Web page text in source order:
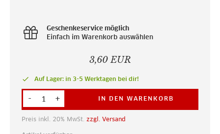
Geschenkeservice möglich
Einfach im Warenkorb auswählen
3,60 EUR
done Auf Lager: in 3-5 Werktagen bei dir!
- + IN DEN WARENKORB
Preis inkl. 20% MwSt. zzgl. Versand